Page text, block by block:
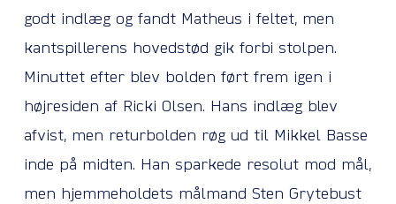
godt indlæg og fandt Matheus i feltet, men
kantspillerens hovedstød gik forbi stolpen.
Minuttet efter blev bolden ført frem igen i
højresiden af Ricki Olsen. Hans indlæg blev
afvist, men returbolden røg ud til Mikkel Basse
inde på midten. Han sparkede resolut mod mål,
men hjemmeholdets målmand Sten Grytebust